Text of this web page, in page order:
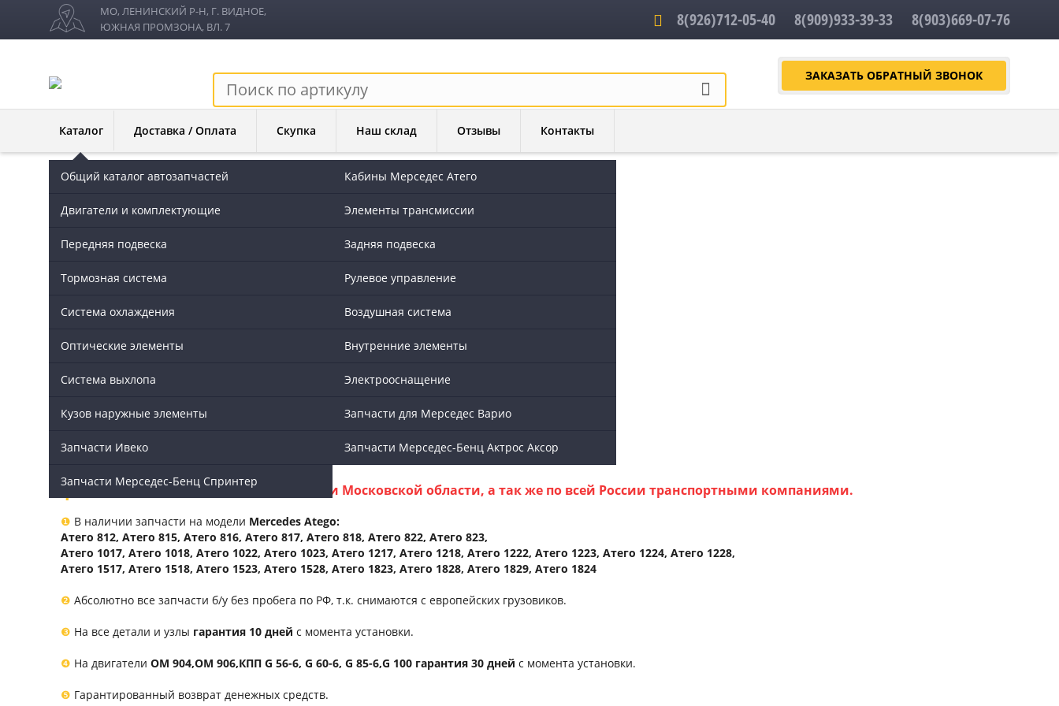
МО, ЛЕНИНСКИЙ Р-Н, Г. ВИДНОЕ,
ЮЖНАЯ ПРОМЗОНА, ВЛ. 7
8(926)712-05-40 8(909)933-39-33 8(903)669-07-76
ЗАКАЗАТЬ ОБРАТНЫЙ ЗВОНОК
Каталог
Общий каталог автозапчастей Кабины Мерседес Атего
Двигатели и комплектующие Элементы трансмиссии
Передняя подвеска Задняя подвеска
Тормозная сиcтема Рулевое управление
Система охлаждения Воздушная система
Оптические элементы Внутренние элементы
Система выхлопа Электрооснащение
Кузов наружные элементы Запчасти для Мерседес Варио
Запчасти Ивеко Запчасти Мерседес-Бенц Актрос Аксор
Запчасти Мерседес-Бенц Спринтер
Доставка / Оплата Скупка Наш склад Отзывы Контакты
Мы производим доставку по Москве и Московской области, а так же по всей России транспортными компаниями.
❶ В наличии запчасти на модели Mercedes Atego:
Атего 812, Атего 815, Атего 816, Атего 817, Атего 818, Атего 822, Атего 823,
Атего 1017, Атего 1018, Атего 1022, Атего 1023, Атего 1217, Атего 1218, Атего 1222, Атего 1223, Атего 1224, Атего 1228,
Атего 1517, Атего 1518, Атего 1523, Атего 1528, Атего 1823, Атего 1828, Атего 1829, Атего 1824
❷ Абсолютно все запчасти б/у без пробега по РФ, т.к. снимаются с европейских грузовиков.
❸ На все детали и узлы гарантия 10 дней с момента установки.
❹ На двигатели ОМ 904,ОМ 906,КПП G 56-6, G 60-6, G 85-6,G 100 гарантия 30 дней с момента установки.
❺ Гарантированный возврат денежных средств.